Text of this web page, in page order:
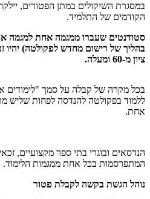
במסגרת השיקולים במתן הפטורים,
הקודמים של התלמיד.
סטודנטים שעברו ממגמה אחת למגמה
בהליך של רישום מחדש לפקולטה) יהיו
ציון מ-60 ומעלה.
בכל מקרה של קבלה על סמך "לימודים
ללמוד בפקולטה להנדסה לפחות שליש
אחת.
הנדסאים ובוגרי בתי ספר מקצועיים,
המתפרסמות בכל אחת ממגמות הלימוד.
נוהל הגשת בקשה לקבלת פטור